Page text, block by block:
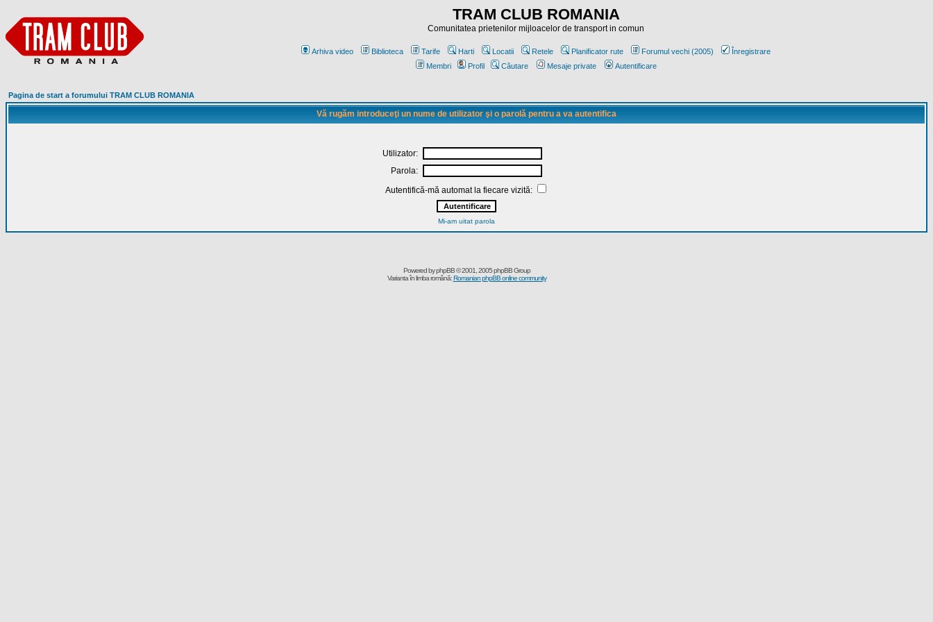
TRAM CLUB ROMANIA
Comunitatea prietenilor mijloacelor de transport in comun
Arhiva video Biblioteca Tarife Harti Locatii Retele Planificator rute Forumul vechi (2005)
Înregistrare
Membri
Profil Căutare Mesaje private Autentificare
Pagina de start a forumului TRAM CLUB ROMANIA
Vă rugăm introduceţi un nume de utilizator şi o parolă pentru a va autentifica
Utilizator:
Parola:
Autentifică-mă automat la fiecare vizită:
Mi-am uitat parola
Powered byphpBB© 2001, 2005 phpBB Group
Varianta în limba română:Romanian phpBB online community